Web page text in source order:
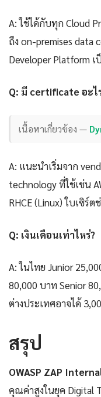
A: ใช้ได้กับทุก Cloud
ถึง on-premises data
Developer Platform
Q: มี certificate อะไ
เนื้อหาเกี่ยวข้อง —
A: แนะนำเริ่มจาก
technology ที่ใช้เช่น
RHCE (Linux) ใบเซิร์
Q: เงินเดือนเท่าไหร่?
A: ในไทย Junior
80,000 บาท Senior
ต่างประเทศอาจได้
สรุป
OWASP ZAP
คุณค่าสูงในยุค Digital